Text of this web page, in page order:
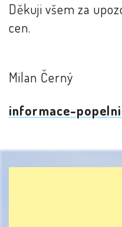
Děkuji všem za
cen.
Milan Černý
informace-